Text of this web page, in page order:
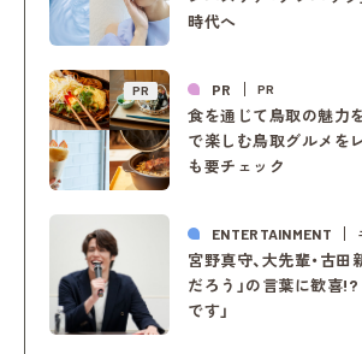
時代へ
PR PR PR
食を通じて鳥取の魅力
で楽しむ鳥取グルメを
も要チェック
ENTERTAINMENT
宮野真守、大先輩・古田
だろう」の言葉に歓喜
です」